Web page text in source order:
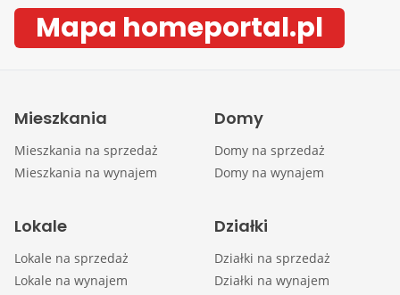
Mapa homeportal.pl
Mieszkania
Mieszkania na sprzedaż
Mieszkania na wynajem
Domy
Domy na sprzedaż
Domy na wynajem
Lokale
Lokale na sprzedaż
Lokale na wynajem
Działki
Działki na sprzedaż
Działki na wynajem